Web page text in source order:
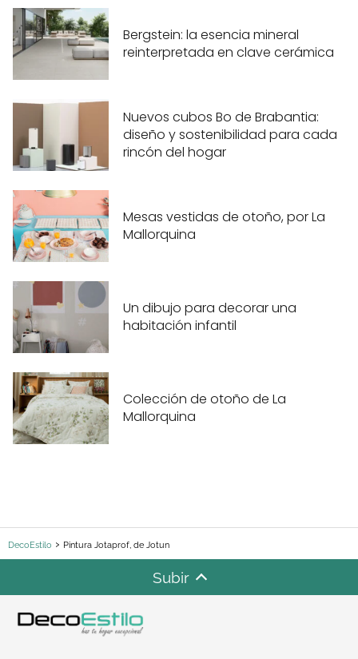
Bergstein: la esencia mineral
reinterpretada en clave cerámica
Nuevos cubos Bo de Brabantia:
diseño y sostenibilidad para cada
rincón del hogar
Mesas vestidas de otoño, por La
Mallorquina
Un dibujo para decorar una
habitación infantil
Colección de otoño de La
Mallorquina
DecoEstilo Pintura Jotaprof, de Jotun
Subir